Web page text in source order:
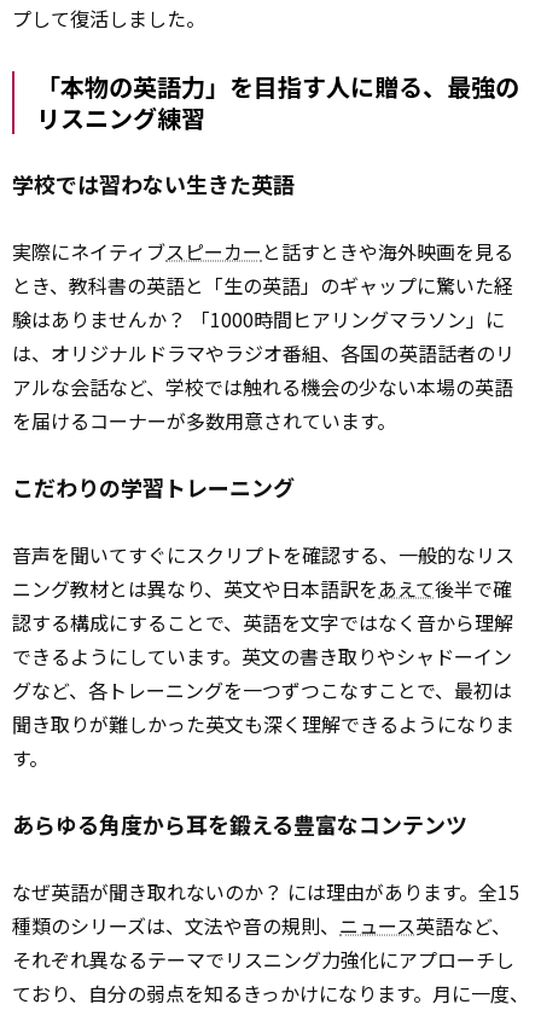
プして復活しました。
「本物の英語力」を目指す人に贈る、最強の
リスニング練習
学校では習わない生きた英語
実際にネイティブスピーカー と話すときや海外映画を見る
とき、教科書の英語と「生の英語」のギャップに驚いた経
験はありませんか？ 「1000時間ヒアリングマラソン」に
は、オリジナルドラマやラジオ番組、各国の英語話者のリ
アルな会話など、学校では触れる機会の少ない本場の英語
を届けるコーナーが多数用意されています。
こだわりの学習トレーニング
音声を聞いてすぐにスクリプトを確認する、一般的なリス
ニング教材とは異なり、英文や日本語訳をあえて後半で確
認する構成にすることで、英語を文字ではなく音から理解
できるようにしています。英文の書き取りやシャドーイン
グなど、各トレーニングを一つずつこなすことで、最初は
聞き取りが難しかった英文も深く理解できるようになりま
す。
あらゆる角度から耳を鍛える豊富なコンテンツ
なぜ英語が聞き取れないのか？ には理由があります。全15
種類のシリーズは、文法や音の規則、 ニュース英語など、
それぞれ異なるテーマでリスニング力強化にアプローチし
ており、自分の弱点を知るきっかけになります。月に一度、